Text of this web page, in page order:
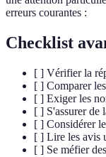
erreurs courantes :
Checklist
[ ] Vérifier la
[ ] Comparer
[ ] Exiger les
[ ] S'assurer de
[ ] Considérer
[ ] Lire les avis
[ ] Se méfier